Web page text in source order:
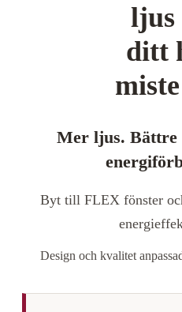
ljus
ditt
Mer ljus.
Byt till FLEX fönster
Design och kvalitet